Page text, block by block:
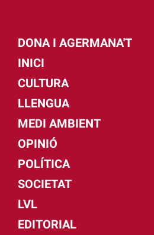
DONA I AGERMANA'T
INICI
CULTURA
LLENGUA
MEDI AMBIENT
OPINIÓ
POLÍTICA
SOCIETAT
LVL
EDITORIAL